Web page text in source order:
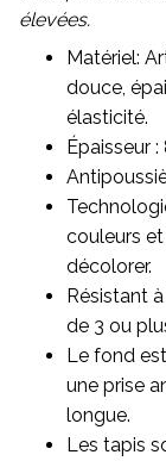
élevées.
Matériel:
douce,
élasticité.
Épaisseur :
couleurs
décolorer.
Résistant
de 3 ou
Le fond
une prise
longue.
Les tapis